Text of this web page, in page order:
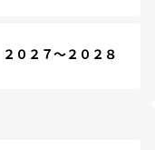
２７～２０２８